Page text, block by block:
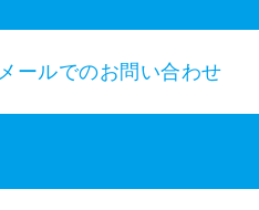
メールでのお問い合わせ